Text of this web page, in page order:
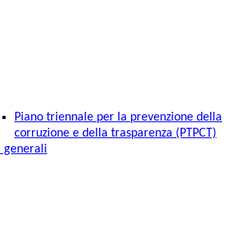
Piano triennale per la prevenzione della
corruzione e della trasparenza (PTPCT)
generali